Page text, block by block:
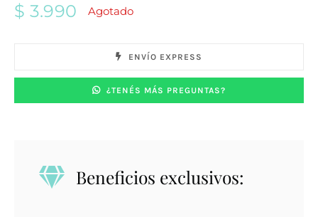
$ 3.990 Agotado
ENVÍO EXPRESS
¿TENÉS MÁS PREGUNTAS?
Beneficios exclusivos: